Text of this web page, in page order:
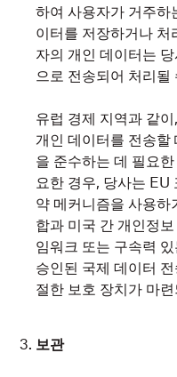
하여 사용자가 거주하
이터를 저장하거나 처
자의 개인 데이터는
으로 전송되어 처리될
유럽 경제 지역과 같
개인 데이터를 전송
을 준수하는 데 필요
요한 경우, 당사는 EU
약 메커니즘을 사용하
합과 미국 간 개인정
임워크 또는 구속력
승인된 국제 데이터
절한 보호 장치가 마
보관